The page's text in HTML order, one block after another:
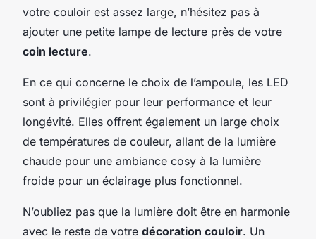
votre couloir est assez large, n’hésitez pas à
ajouter une petite lampe de lecture près de votre
coin lecture.
En ce qui concerne le choix de l’ampoule, les LED
sont à privilégier pour leur performance et leur
longévité. Elles offrent également un large choix
de températures de couleur, allant de la lumière
chaude pour une ambiance cosy à la lumière
froide pour un éclairage plus fonctionnel.
N’oubliez pas que la lumière doit être en harmonie
avec le reste de votre décoration couloir. Un